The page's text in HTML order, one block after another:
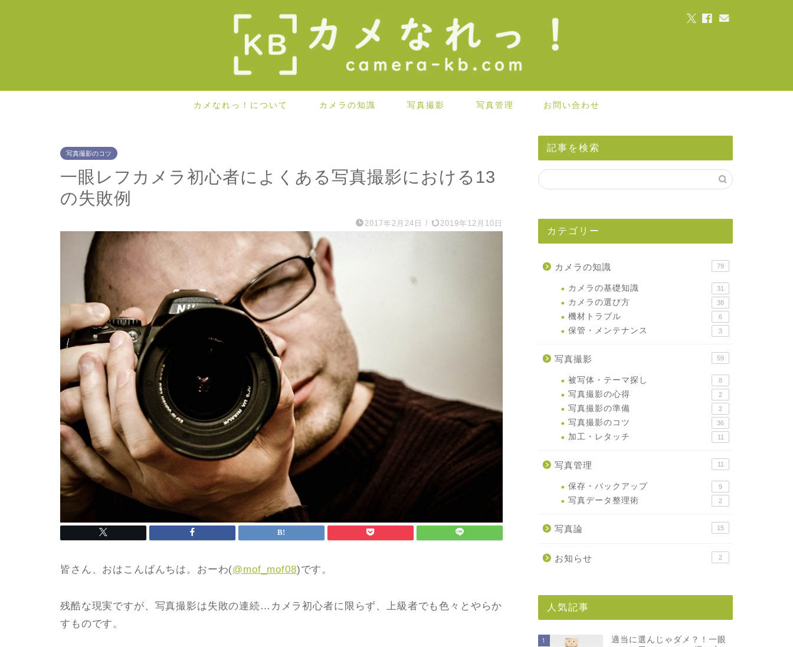
カメなれっ！について カメラの知識 写真撮影 写真管理 お問い合わせ
写真撮影のコツ
一眼レフカメラ初心者によくある写真撮影における13
の失敗例
2017年2月24日 / 2019年12月10日
皆さん、おはこんばんちは。おーわ(@mof_mof08)です。
残酷な現実ですが、写真撮影は失敗の連続…カメラ初心者に限らず、上級者でも色々とやらか
すものです。
記事を検索
カテゴリー
カメラの知識 79
カメラの基礎知識 31
カメラの選び方 38
機材トラブル 6
保管・メンテナンス 3
写真撮影 59
被写体・テーマ探し 8
写真撮影の心得 2
写真撮影の準備 2
写真撮影のコツ 36
加工・レタッチ 11
写真管理 11
保存・バックアップ 9
写真データ整理術 2
写真論 15
お知らせ 2
人気記事
1
適当に選んじゃダメ？！一眼